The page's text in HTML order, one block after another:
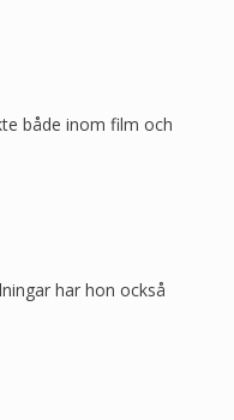
både inom film och
har hon också